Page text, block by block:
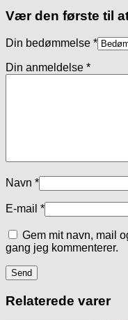
Vær den første til
Din bedømmelse *
Din anmeldelse *
Navn *
E-mail *
Gem mit navn, mail
gang jeg kommenterer.
Relaterede varer